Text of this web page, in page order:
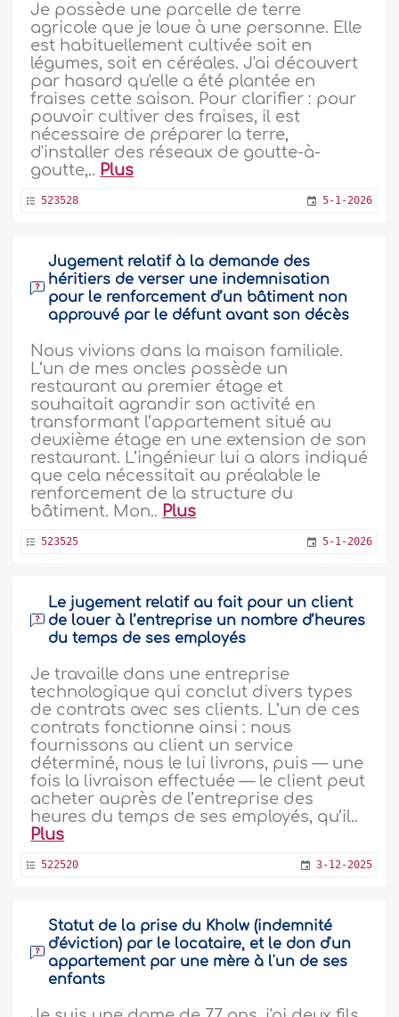
Je possède une parcelle de terre
agricole que je loue à une personne. Elle
est habituellement cultivée soit en
légumes, soit en céréales. J'ai découvert
par hasard qu'elle a été plantée en
fraises cette saison. Pour clarifier : pour
pouvoir cultiver des fraises, il est
nécessaire de préparer la terre,
d'installer des réseaux de goutte-à-
goutte,.. Plus
523528 5-1-2026
Jugement relatif à la demande des
héritiers de verser une indemnisation
pour le renforcement d’un bâtiment non
approuvé par le défunt avant son décès
Nous vivions dans la maison familiale.
L’un de mes oncles possède un
restaurant au premier étage et
souhaitait agrandir son activité en
transformant l’appartement situé au
deuxième étage en une extension de son
restaurant. L’ingénieur lui a alors indiqué
que cela nécessitait au préalable le
renforcement de la structure du
bâtiment. Mon.. Plus
523525 5-1-2026
Le jugement relatif au fait pour un client
de louer à l’entreprise un nombre d’heures
du temps de ses employés
Je travaille dans une entreprise
technologique qui conclut divers types
de contrats avec ses clients. L’un de ces
contrats fonctionne ainsi : nous
fournissons au client un service
déterminé, nous le lui livrons, puis — une
fois la livraison effectuée — le client peut
acheter auprès de l’entreprise des
heures du temps de ses employés, qu’il..
Plus
522520 3-12-2025
Statut de la prise du Kholw (indemnité
d'éviction) par le locataire, et le don d'un
appartement par une mère à l'un de ses
enfants